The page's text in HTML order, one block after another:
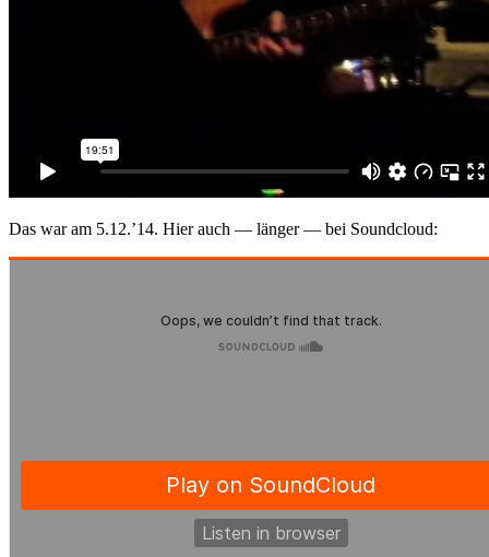
Das war am 5.12.’14. Hier auch — länger — bei Soundcloud: